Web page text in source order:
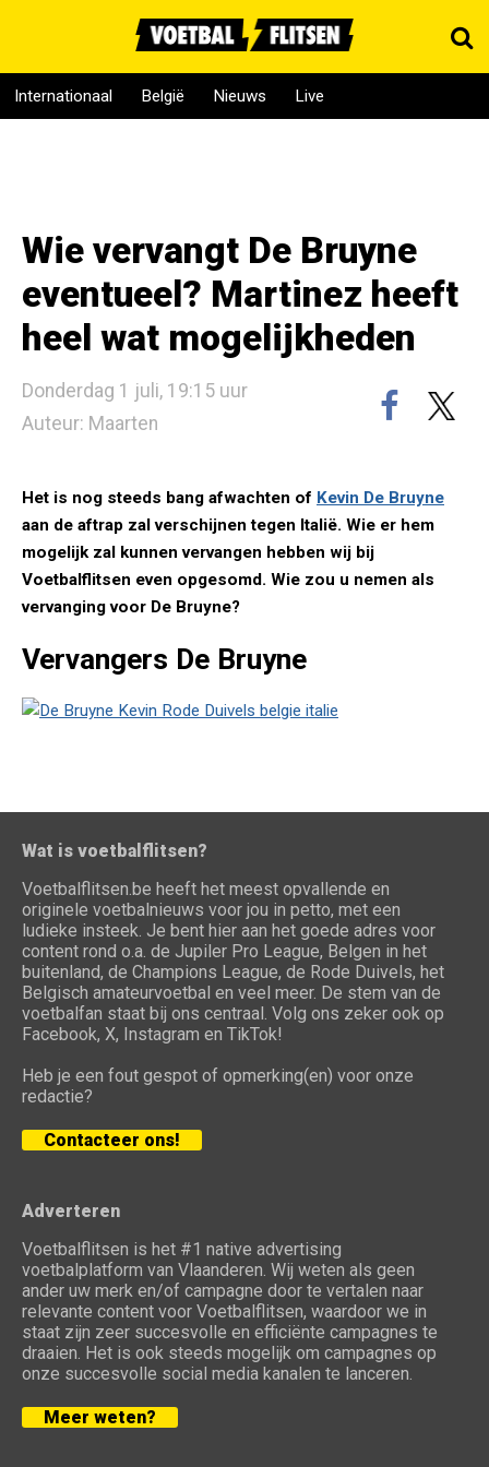
Internationaal België Nieuws Live
Wie vervangt De Bruyne
eventueel? Martinez heeft
heel wat mogelijkheden
Donderdag 1 juli, 19:15 uur
Auteur: Maarten
Het is nog steeds bang afwachten of Kevin De Bruyne
aan de aftrap zal verschijnen tegen Italië. Wie er hem
mogelijk zal kunnen vervangen hebben wij bij
Voetbalflitsen even opgesomd. Wie zou u nemen als
vervanging voor De Bruyne?
Vervangers De Bruyne
Wat is voetbalflitsen?
Voetbalflitsen.be heeft het meest opvallende en
originele voetbalnieuws voor jou in petto, met een
ludieke insteek. Je bent hier aan het goede adres voor
content rond o.a. de Jupiler Pro League, Belgen in het
buitenland, de Champions League, de Rode Duivels, het
Belgisch amateurvoetbal en veel meer. De stem van de
voetbalfan staat bij ons centraal. Volg ons zeker ook op
Facebook, X, Instagram en TikTok!
Heb je een fout gespot of opmerking(en) voor onze
redactie?
Contacteer ons!
Adverteren
Voetbalflitsen is het #1 native advertising
voetbalplatform van Vlaanderen. Wij weten als geen
ander uw merk en/of campagne door te vertalen naar
relevante content voor Voetbalflitsen, waardoor we in
staat zijn zeer succesvolle en efficiënte campagnes te
draaien. Het is ook steeds mogelijk om campagnes op
onze succesvolle social media kanalen te lanceren.
Meer weten?